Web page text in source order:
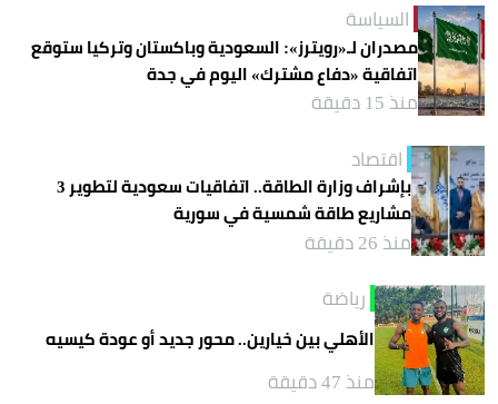
السياسة
مصدران لـ«رويترز»: السعودية وباكستان وتركيا ستوقع
اتفاقية «دفاع مشترك» اليوم في جدة
منذ 15 دقيقة
اقتصاد
بإشراف وزارة الطاقة.. اتفاقيات سعودية لتطوير 3
مشاريع طاقة شمسية في سورية
منذ 26 دقيقة
رياضة
الأهلي بين خيارين.. محور جديد أو عودة كيسيه
منذ 47 دقيقة